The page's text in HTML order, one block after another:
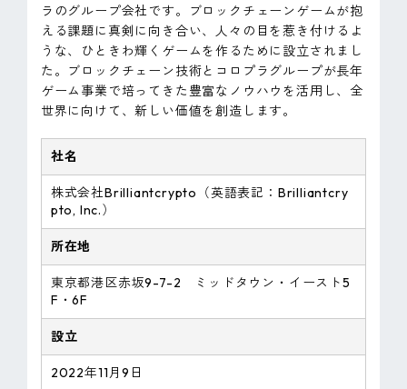
ラのグループ会社です。ブロックチェーンゲームが抱
える課題に真剣に向き合い、人々の目を惹き付けるよ
うな、ひときわ輝くゲームを作るために設立されまし
た。ブロックチェーン技術とコロプラグループが長年
ゲーム事業で培ってきた豊富なノウハウを活用し、全
世界に向けて、新しい価値を創造します。
社名
株式会社Brilliantcrypto（英語表記：Brilliantcry
pto, Inc.）
所在地
東京都港区赤坂9-7-2 ミッドタウン・イースト5
F・6F
設立
2022年11月9日